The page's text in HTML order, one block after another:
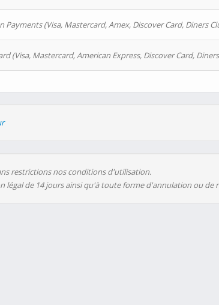
(Visa, Mastercard, Amex, Discover Card, Diners
(Visa, Mastercard, American Express, Discover Card, Diners
restrictions nos conditions d'utilisation.
légal de 14 jours ainsi qu'à toute forme d'annulation ou de